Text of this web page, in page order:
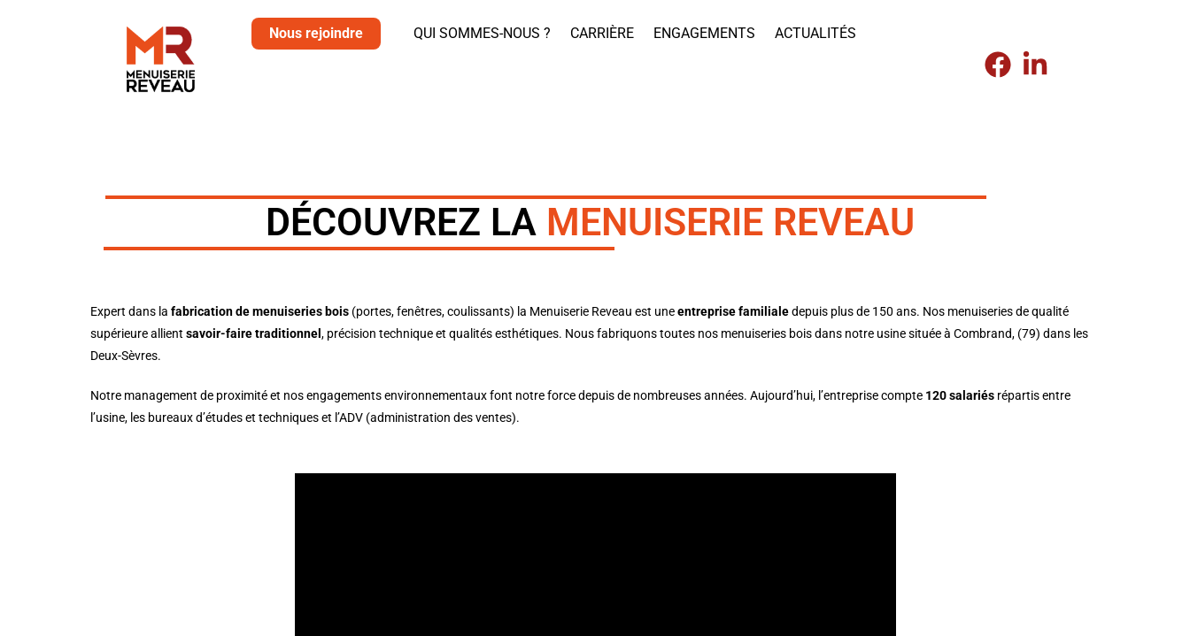
Nous rejoindre QUI SOMMES-NOUS ? CARRIÈRE ENGAGEMENTS ACTUALITÉS
DÉCOUVREZ LA MENUISERIE REVEAU
Expert dans la fabrication de menuiseries bois (portes, fenêtres, coulissants) la Menuiserie Reveau est uneentreprise familialedepuis plus de 150 ans. Nos menuiseries de qualité
supérieure allient savoir-faire traditionnel , précision technique et qualités esthétiques. Nous fabriquons toutes nos menuiseries bois dans notre usine située à Combrand, (79) dans les
Deux-Sèvres.
Notre management de proximité et nos engagementsenvironnementaux font notre force depuis de nombreuses années. Aujourd’hui, l’entreprise compte 120 salariés répartis entre
l’usine, les bureaux d’études et techniques et l’ADV (administration des ventes).